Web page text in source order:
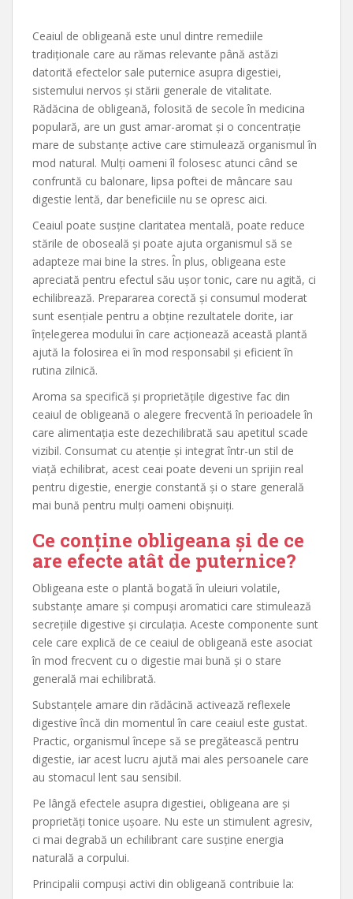
Ceaiul de obligeană este unul dintre remediile
tradiționale care au rămas relevante până astăzi
datorită efectelor sale puternice asupra digestiei,
sistemului nervos și stării generale de vitalitate.
Rădăcina de obligeană, folosită de secole în medicina
populară, are un gust amar-aromat și o concentrație
mare de substanțe active care stimulează organismul în
mod natural. Mulți oameni îl folosesc atunci când se
confruntă cu balonare, lipsa poftei de mâncare sau
digestie lentă, dar beneficiile nu se opresc aici.
Ceaiul poate susține claritatea mentală, poate reduce
stările de oboseală și poate ajuta organismul să se
adapteze mai bine la stres. În plus, obligeana este
apreciată pentru efectul său ușor tonic, care nu agită, ci
echilibrează. Prepararea corectă și consumul moderat
sunt esențiale pentru a obține rezultatele dorite, iar
înțelegerea modului în care acționează această plantă
ajută la folosirea ei în mod responsabil și eficient în
rutina zilnică.
Aroma sa specifică și proprietățile digestive fac din
ceaiul de obligeană o alegere frecventă în perioadele în
care alimentația este dezechilibrată sau apetitul scade
vizibil. Consumat cu atenție și integrat într-un stil de
viață echilibrat, acest ceai poate deveni un sprijin real
pentru digestie, energie constantă și o stare generală
mai bună pentru mulți oameni obișnuiți.
Ce conține obligeana și de ce
are efecte atât de puternice?
Obligeana este o plantă bogată în uleiuri volatile,
substanțe amare și compuși aromatici care stimulează
secrețiile digestive și circulația. Aceste componente sunt
cele care explică de ce ceaiul de obligeană este asociat
în mod frecvent cu o digestie mai bună și o stare
generală mai echilibrată.
Substanțele amare din rădăcină activează reflexele
digestive încă din momentul în care ceaiul este gustat.
Practic, organismul începe să se pregătească pentru
digestie, iar acest lucru ajută mai ales persoanele care
au stomacul lent sau sensibil.
Pe lângă efectele asupra digestiei, obligeana are și
proprietăți tonice ușoare. Nu este un stimulent agresiv,
ci mai degrabă un echilibrant care susține energia
naturală a corpului.
Principalii compuși activi din obligeană contribuie la: